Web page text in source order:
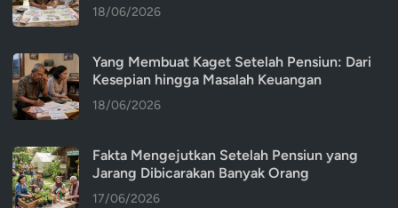
18/06/2026
Yang Membuat Kaget Setelah Pensiun: Dari
Kesepian hingga Masalah Keuangan
18/06/2026
Fakta Mengejutkan Setelah Pensiun yang
Jarang Dibicarakan Banyak Orang
17/06/2026